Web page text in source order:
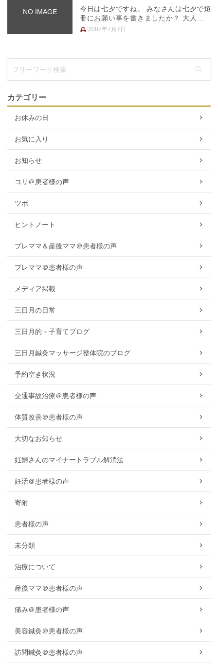
NO IMAGE
今日は七夕ですね。 みなさんは七夕で短
冊にお願い事を書きましたか？ 大人にな
るとそういうイベントから遠ざかってしま
2007年7月7日
カテゴリー
お休みの日
お気に入り
お知らせ
コリ＠患者様の声
ツボ
ヒントノート
プレママ＆産後ママ＠患者様の声
プレママ＠患者様の声
メディア掲載
三日月の日常
三日月的－子育てブログ
三日月鍼灸マッサージ整体院のブログ
予約空き状況
交通事故治療＠患者様の声
体質改善＠患者様の声
大切なお知らせ
妊婦さんのマイナートラブル解消法
妊活＠患者様の声
寄附
患者様の声
未分類
治療について
産後ママ＠患者様の声
痛み＠患者様の声
美容鍼灸＠患者様の声
訪問鍼灸＠患者様の声